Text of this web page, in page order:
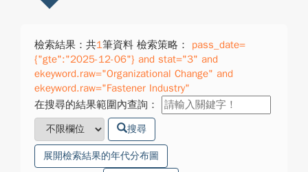
檢索結果：共1筆資料 檢索策略：
pass_date=
{"gte":"2025-12-06"} and stat="3" and
ekeyword.raw="Organizational Change" and
ekeyword.raw="Fastener Industry"
在搜尋的結果範圍內查詢：
搜尋
展開檢索結果的年代分布圖